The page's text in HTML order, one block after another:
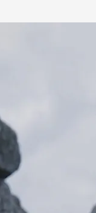
sigue siendo
entre el final del
el condado de
Campos ha
compañía del